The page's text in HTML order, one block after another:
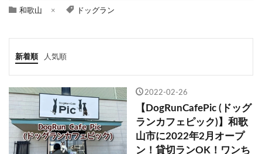
和歌山 ドッグラン
新着順 人気順
2022-02-26
【DogRunCafePic (ドッグ
ランカフェピック)】和歌
山市に2022年2月オープ
ン！貸切ランOK！ワンち